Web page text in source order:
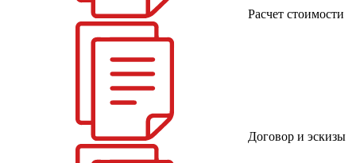
Расчет стоимости
Договор и эскизы